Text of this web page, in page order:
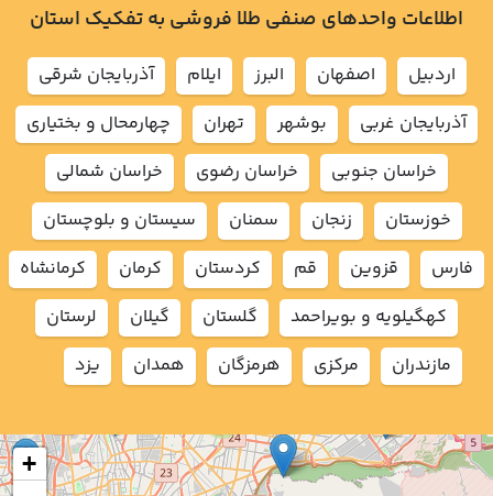
+
اطلاعات واحدهای صنفی طلا فروشی به تفکیک استان
اردبيل اصفهان البرز ايلام
آذربايجان شرقي
آذربايجان غربي
بوشهر تهران
چهارمحال و بختياري
خراسان جنوبي
خراسان رضوي
خراسان شمالي
خوزستان
زنجان سمنان
سيستان و بلوچستان
فارس
قزوين قم كردستان كرمان
كرمانشاه
كهگيلويه و بويراحمد
گلستان گيلان
لرستان
مازندران
مركزي هرمزگان همدان يزد